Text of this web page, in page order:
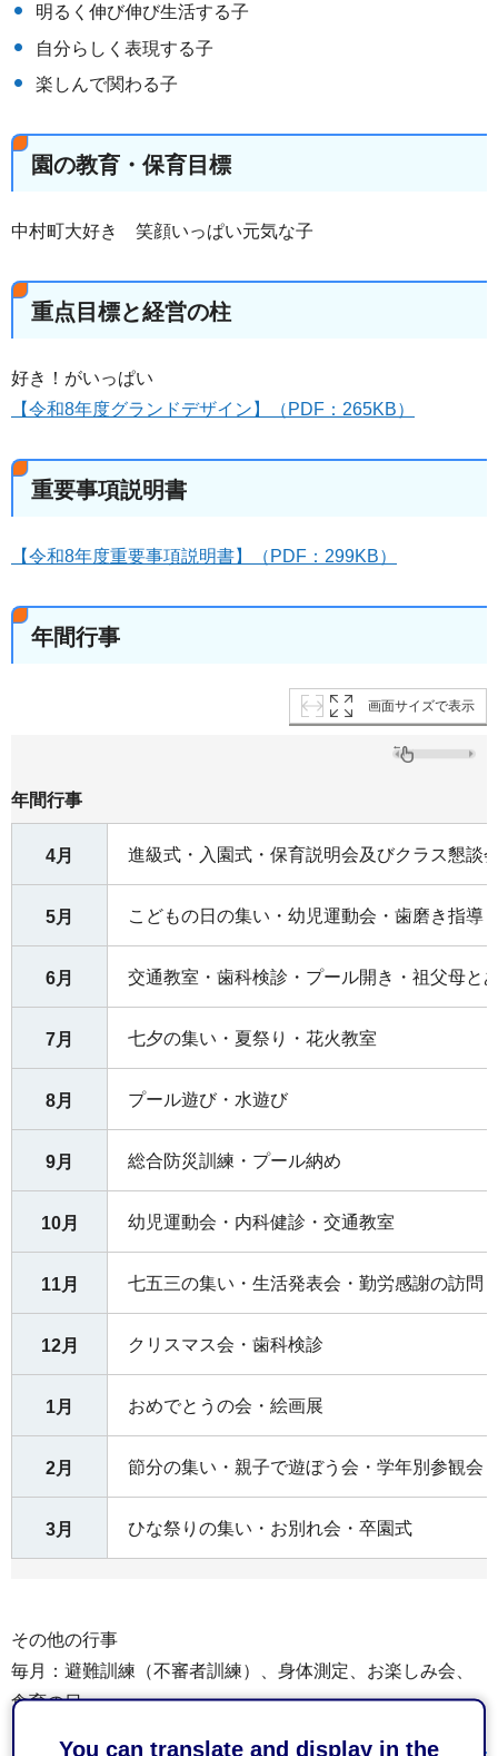
You can translate and display in the
明るく伸び伸び生活する子
自分らしく表現する子
楽しんで関わる子
園の教育・保育目標
中村町大好き 笑顔いっぱい元気な子
重点目標と経営の柱
好き！がいっぱい
【令和8年度グランドデザイン】（PDF：265KB）
重要事項説明書
【令和8年度重要事項説明書】（PDF：299KB）
年間行事
画面サイズで表示
年間行事
4月 進級式・入園式・保育説明会及びクラス懇談
5月 こどもの日の集い・幼児運動会・歯磨き指導
6月 交通教室・歯科検診・プール開き・祖父母と
7月 七夕の集い・夏祭り・花火教室
8月 プール遊び・水遊び
9月 総合防災訓練・プール納め
10月 幼児運動会・内科健診・交通教室
11月 七五三の集い・生活発表会・勤労感謝の訪問
12月 クリスマス会・歯科検診
1月 おめでとうの会・絵画展
2月 節分の集い・親子で遊ぼう会・学年別参観会
3月 ひな祭りの集い・お別れ会・卒園式
その他の行事
毎月：避難訓練（不審者訓練）、身体測定、お楽しみ会、
食育の日